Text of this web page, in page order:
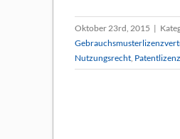
Oktober 23rd, 2015 |
Nutzungsrecht, Patentlizenz